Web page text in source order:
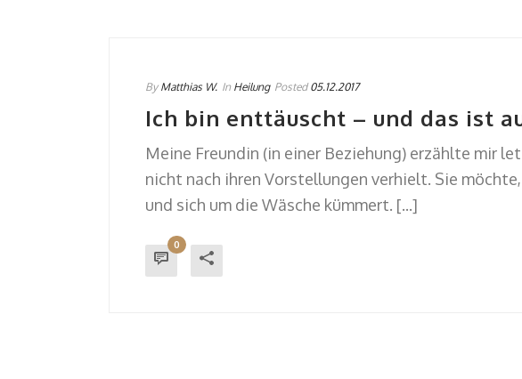
By Matthias W. In Heilung Posted 05.12.2017
Ich bin enttäuscht – und das ist
Meine Freundin (in einer Beziehung) erzählte mir
nicht nach ihren Vorstellungen verhielt. Sie
und sich um die Wäsche kümmert. [...]
0